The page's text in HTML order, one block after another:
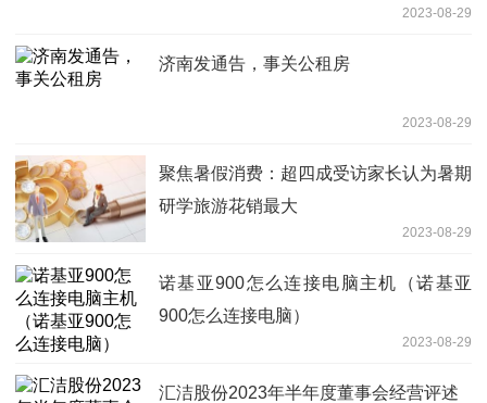
2023-08-29
济南发通告，事关公租房
2023-08-29
聚焦暑假消费：超四成受访家长认为暑期
研学旅游花销最大
2023-08-29
诺基亚900怎么连接电脑主机（诺基亚
900怎么连接电脑）
2023-08-29
汇洁股份2023年半年度董事会经营评述